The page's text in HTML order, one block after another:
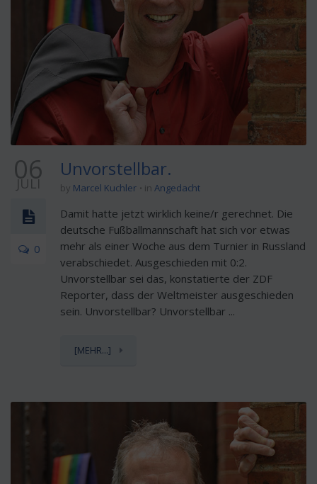
06
JULI
0
Unvorstellbar.
by Marcel Kuchler in Angedacht
Damit hatte jetzt wirklich keine/r gerechnet. Die
deutsche Fußballmannschaft hat sich vor etwas
mehr als einer Woche aus dem Turnier in Russland
verabschiedet. Ausgeschieden mit 0:2.
Unvorstellbar sei das, konstatierte der ZDF
Reporter, dass der Weltmeister ausgeschieden
sein. Unvorstellbar? Unvorstellbar ...
[MEHR...]